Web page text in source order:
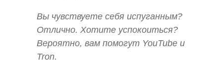
Вы чувствуете себя испуганным?
Отлично. Хотите успокоиться?
Вероятно, вам помогут YouTube и
Tron.